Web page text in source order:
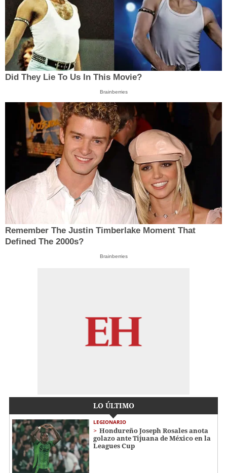
Did They Lie To Us In This Movie?
Brainberries
Remember The Justin Timberlake Moment That
Defined The 2000s?
Brainberries
LO ÚLTIMO
LEGIONARIO
Hondureño Joseph Rosales anota
golazo ante Tijuana de México en la
Leagues Cup